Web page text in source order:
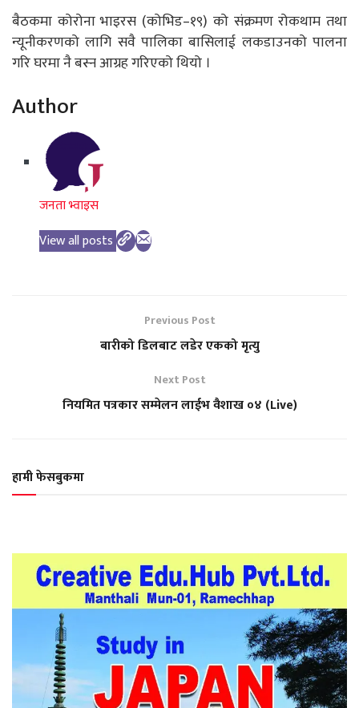
बैठकमा कोरोना भाइरस (कोभिड–१९) को संक्रमण रोकथाम तथा
न्यूनीकरणको लागि सवै पालिका बासिलाई लकडाउनको पालना
गरि घरमा नै बस्न आग्रह गरिएको थियो ।
Author
जनता भ्वाइस
View all posts
Previous Post
बारीको डिलबाट लडेर एकको मृत्यु
Next Post
नियमित पत्रकार सम्मेलन लाईभ वैशाख ०४ (Live)
हामी फेसबुकमा